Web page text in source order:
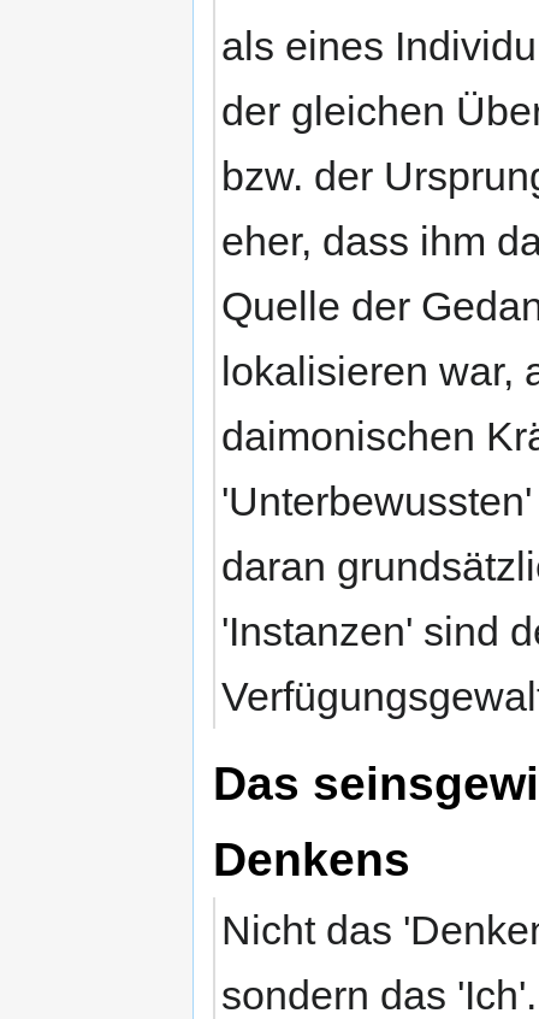
als eines
der gleichen
bzw. der
eher, dass ihm
Quelle der
lokalisieren war,
daimonischen
daran
'Instanzen' sind
Das
Denkens
Nicht das
sondern das